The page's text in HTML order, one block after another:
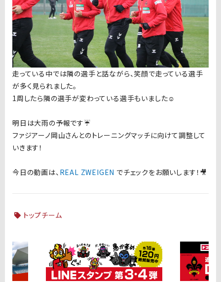
走っている中では隣の選手と話ながら、笑顔で走っている選手
が多く見られました。
1周したら隣の選手が変わっている選手もいました☺️
明日は大雨の予報です☔️
ファジアーノ岡山さんとのトレーニングマッチに向けて調整して
いきます！
今日の動画は、 REAL ZWEIGEN でチェックをお願いします！🎥
トップチーム